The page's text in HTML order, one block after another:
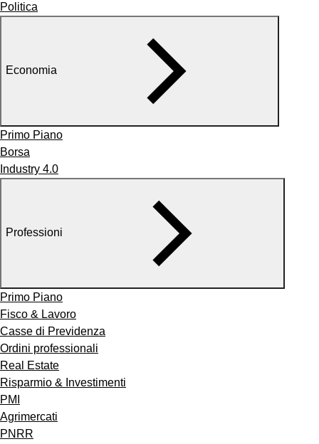
Politica
Economia
Primo Piano
Borsa
Industry 4.0
Professioni
Primo Piano
Fisco & Lavoro
Casse di Previdenza
Ordini professionali
Real Estate
Risparmio & Investimenti
PMI
Agrimercati
PNRR